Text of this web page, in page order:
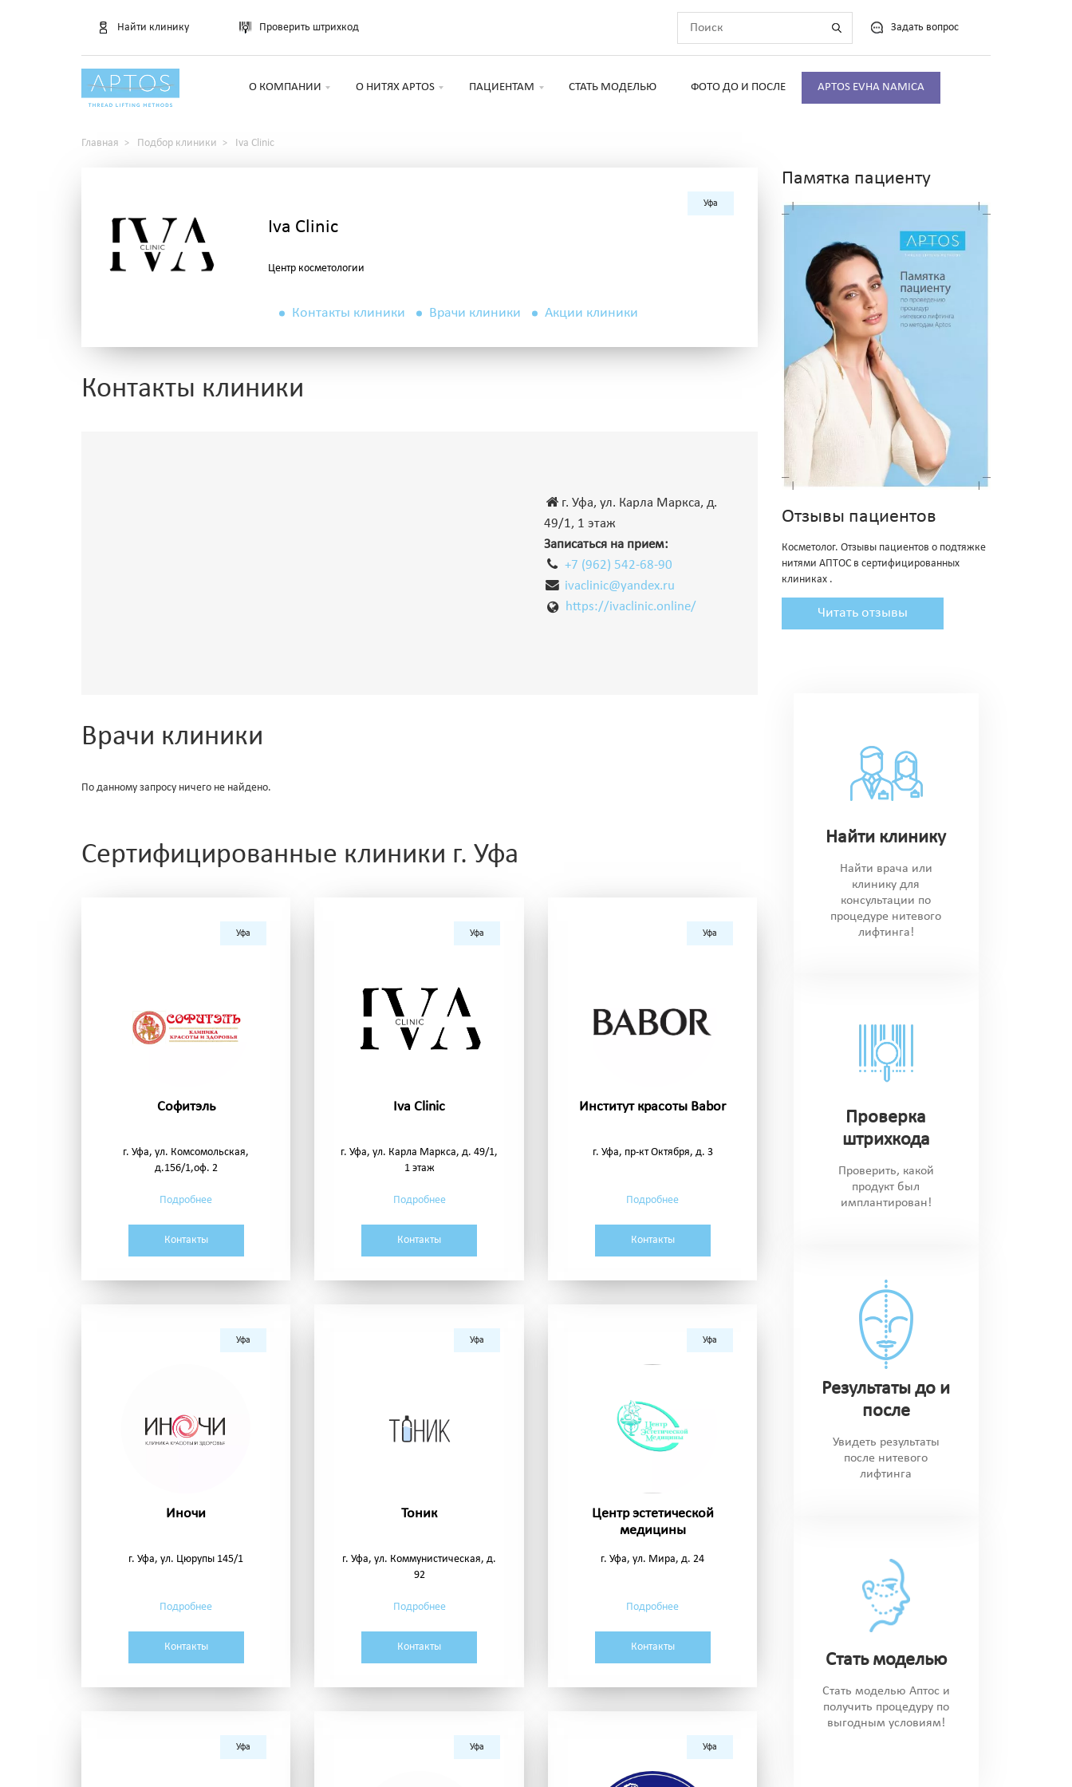
Найти клинику Проверить штрихкод Задать вопрос
О КОМПАНИИ О НИТЯХ APTOS ПАЦИЕНТАМ СТАТЬ МОДЕЛЬЮ ФОТО ДО И ПОСЛЕ APTOS EVHA NAMICA
Главная Подбор клиники Iva Clinic
Уфа
Iva Clinic
Центр косметологии
Контакты клиники Врачи клиники Акции клиники
Контакты клиники
г. Уфа, ул. Карла Маркса, д.
49/1, 1 этаж
Записаться на прием:
+7 (962) 542-68-90
ivaclinic@yandex.ru
https://ivaclinic.online/
Врачи клиники
По данному запросу ничего не найдено.
Сертифицированные клиники г. Уфа
Уфа
Софитэль
г. Уфа, ул. Комсомольская,
д.156/1,оф. 2
Подробнее
Контакты
Уфа
Iva Clinic
г. Уфа, ул. Карла Маркса, д. 49/1,
1 этаж
Подробнее
Контакты
Уфа
Институт красоты Babor
г. Уфа, пр-кт Октября, д. 3
Подробнее
Контакты
Уфа
Иночи
г. Уфа, ул. Цюрупы 145/1
Подробнее
Контакты
Уфа
Тоник
г. Уфа, ул. Коммунистическая, д.
92
Подробнее
Контакты
Уфа
Центр эстетической
медицины
г. Уфа, ул. Мира, д. 24
Подробнее
Контакты
Уфа Уфа Уфа
Памятка пациенту
Отзывы пациентов
Косметолог. Отзывы пациентов о подтяжке
нитями АПТОС в сертифицированных
клиниках .
Читать отзывы
Найти клинику
Найти врача или
клинику для
консультации по
процедуре нитевого
лифтинга!
Проверка
штрихкода
Проверить, какой
продукт был
имплантирован!
Результаты до и
после
Увидеть результаты
после нитевого
лифтинга
Стать моделью
Стать моделью Аптос и
получить процедуру по
выгодным условиям!